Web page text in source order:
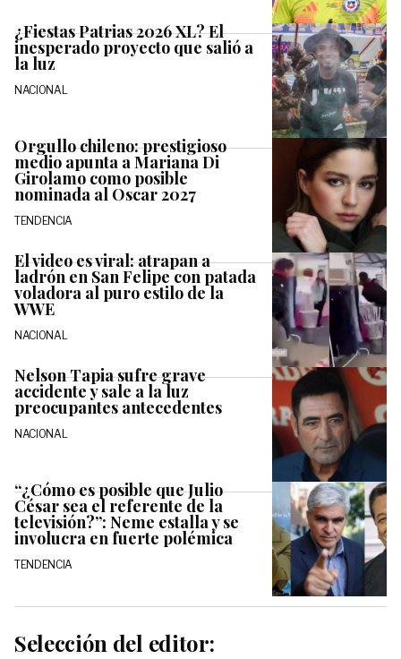
¿Fiestas Patrias 2026 XL? El
inesperado proyecto que salió a
la luz
NACIONAL
Orgullo chileno: prestigioso
medio apunta a Mariana Di
Girolamo como posible
nominada al Oscar 2027
TENDENCIA
El video es viral: atrapan a
ladrón en San Felipe con patada
voladora al puro estilo de la
WWE
NACIONAL
Nelson Tapia sufre grave
accidente y sale a la luz
preocupantes antecedentes
NACIONAL
“¿Cómo es posible que Julio
César sea el referente de la
televisión?”: Neme estalla y se
involucra en fuerte polémica
TENDENCIA
Selección del editor: